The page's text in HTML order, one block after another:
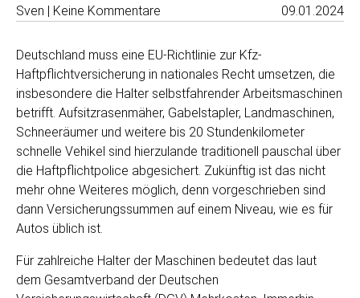
Sven | Keine Kommentare 09.01.2024
Deutschland muss eine EU-Richtlinie zur Kfz-
Haftpflichtversicherung in nationales Recht umsetzen, die
insbesondere die Halter selbstfahrender Arbeitsmaschinen
betrifft. Aufsitzrasenmäher, Gabelstapler, Landmaschinen,
Schneeräumer und weitere bis 20 Stundenkilometer
schnelle Vehikel sind hierzulande traditionell pauschal über
die Haftpflichtpolice abgesichert. Zukünftig ist das nicht
mehr ohne Weiteres möglich, denn vorgeschrieben sind
dann Versicherungssummen auf einem Niveau, wie es für
Autos üblich ist.
Für zahlreiche Halter der Maschinen bedeutet das laut
dem Gesamtverband der Deutschen